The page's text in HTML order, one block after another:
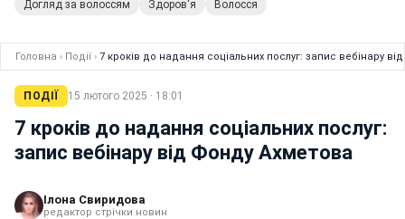
Догляд за волоссям Здоров'я Волосся
Головна › Події › 7 кроків до надання соціальних послуг: запис вебінару
ПОДІЇ 15 лютого 2025 · 18:01
7 кроків до надання соціальних послуг:
запис вебінару від Фонду Ахметова
Ілона Свиридова
редактор стрічки новин